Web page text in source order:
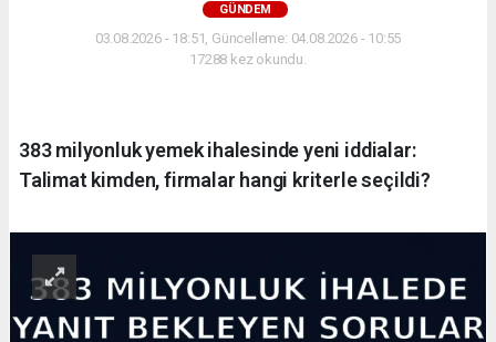
GÜNDEM
03.08.2026 - 18:51, Güncelleme: 04.08.2026 - 10:55
17288 kez okundu.
383 milyonluk yemek ihalesinde yeni iddialar:
Talimat kimden, firmalar hangi kriterle seçildi?